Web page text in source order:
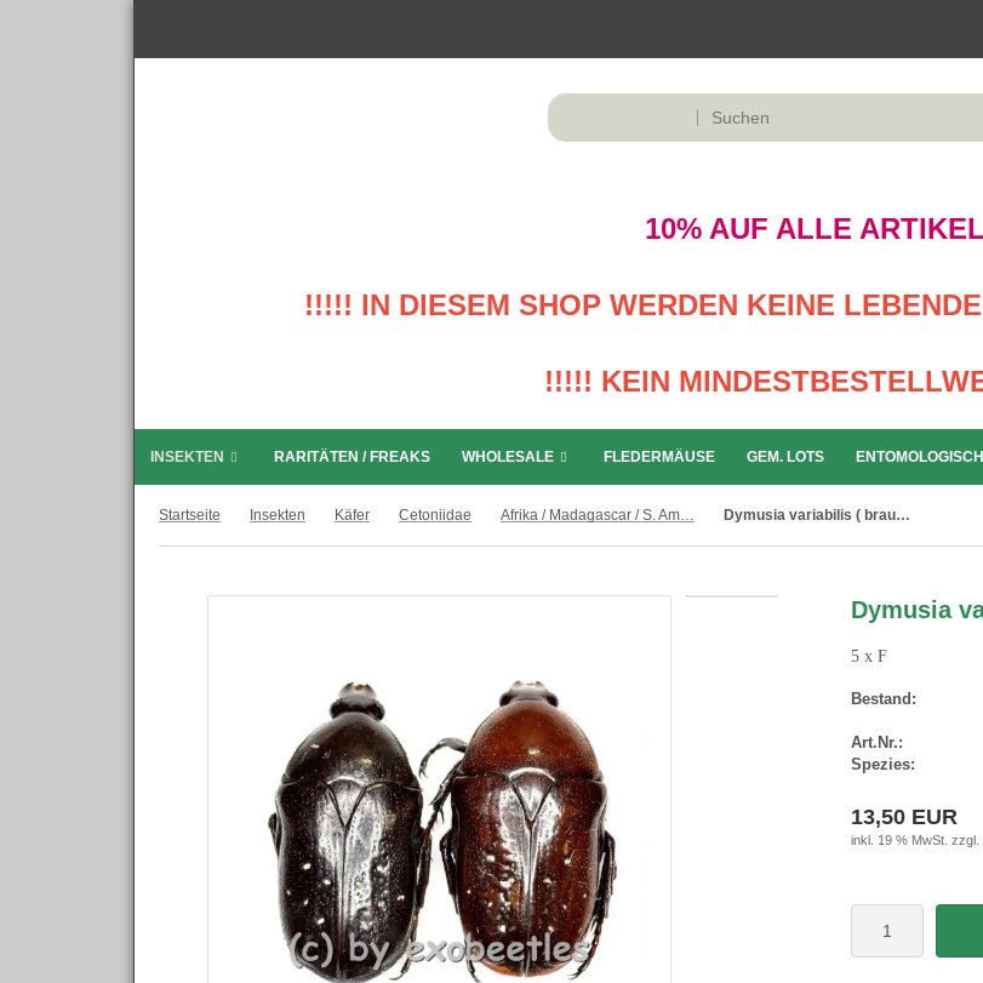
10% AUF ALLE ARTIKEL
!!!!! IN DIESEM SHOP WERDEN KEINE
!!!!! KEIN
INSEKTEN RARITÄTEN / FREAKS WHOLESALE FLEDERMÄUSE GEM. LOTS
Startseite Insekten Käfer Cetoniidae Afrika / Madagascar / S. Amerika Dymusia variabilis ( braune var. )
Dymusia
5 x F
Bestand:
Art.Nr.:
Spezies:
13,50 EUR
inkl. 19 % MwSt. zzgl.